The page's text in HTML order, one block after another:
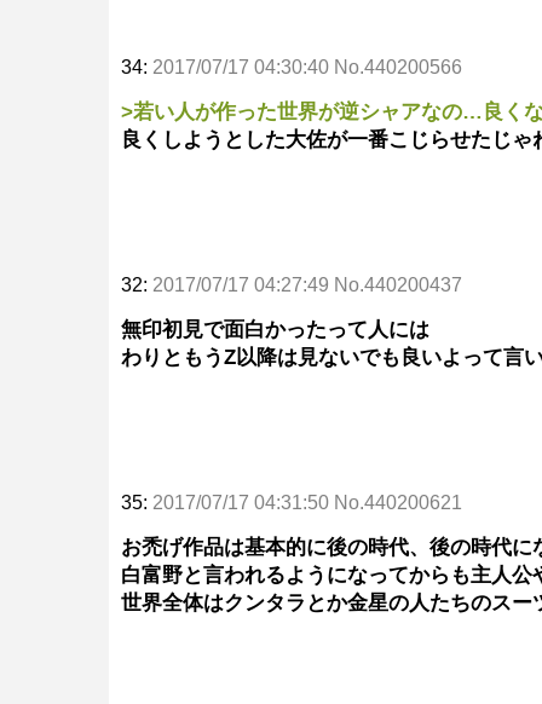
34: 2017/07/17 04:30:40 No.440200566
>若い人が作った世界が逆シャアなの…良く
良くしようとした大佐が一番こじらせたじゃ
32: 2017/07/17 04:27:49 No.440200437
無印初見で面白かったって人には
わりともうZ以降は見ないでも良いよって言
35: 2017/07/17 04:31:50 No.440200621
お禿げ作品は基本的に後の時代、後の時代
白富野と言われるようになってからも主人
世界全体はクンタラとか金星の人たちのス